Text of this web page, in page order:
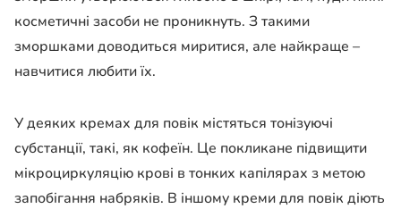
косметичні засоби не проникнуть. З такими
зморшками доводиться миритися, але найкраще –
навчитися любити їх.
У деяких кремах для повік містяться тонізуючі
субстанції, такі, як кофеїн. Це покликане підвищити
мікроциркуляцію крові в тонких капілярах з метою
запобігання набряків. В іншому креми для повік діють